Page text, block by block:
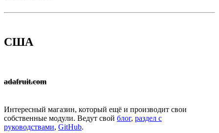
США
adafruit.com
Интересный магазин, который ещё и производит свои
собственные модули. Ведут свой блог, раздел с
руководствами, GitHub.